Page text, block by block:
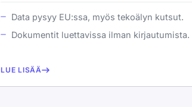
Data pysyy EU:ssa, myös tekoälyn kutsut.
Dokumentit luettavissa ilman kirjautumista.
LUE LISÄÄ